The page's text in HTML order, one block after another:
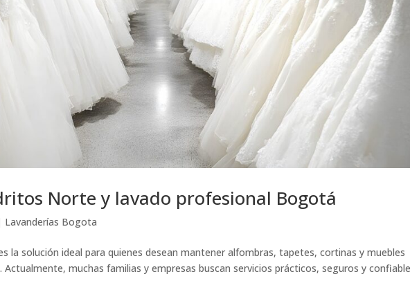
Norte y lavado profesional Bogotá
Lavanderías Bogota
la solución ideal para quienes desean mantener alfombras, tapetes, cortinas y muebles
Actualmente, muchas familias y empresas buscan servicios prácticos, seguros y